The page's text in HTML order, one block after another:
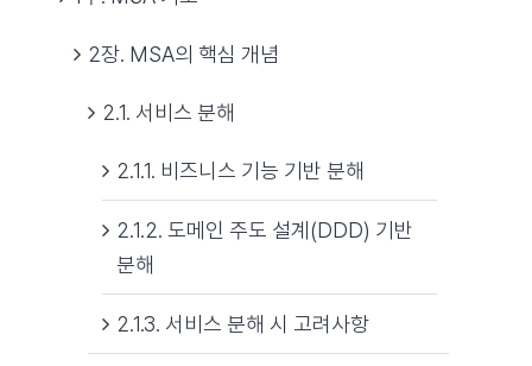
Search2장. MSA의 핵심 개념
2.1. 서비스 분해
2.1.1. 비즈니스 기능 기반 분해
2.1.2. 도메인 주도 설계(DDD) 기반
분해
2.1.3. 서비스 분해 시 고려사항